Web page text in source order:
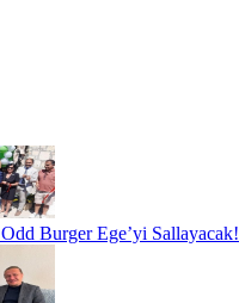
Odd Burger Ege’yi Sallayacak!